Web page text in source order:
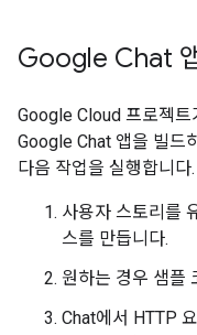
Google Chat
Google Cloud 프로젝트
Google Chat 앱을 빌드
다음 작업을 실행합니다.
사용자 스토리를
스를 만듭니다.
원하는 경우 샘플
Chat에서 HTTP